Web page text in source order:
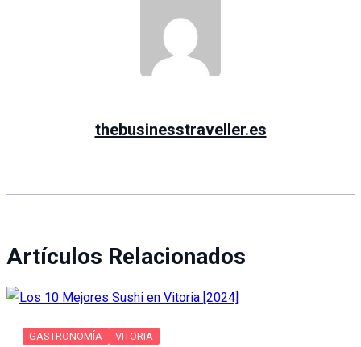
thebusinesstraveller.es
Artículos Relacionados
GASTRONOMÍA VITORIA